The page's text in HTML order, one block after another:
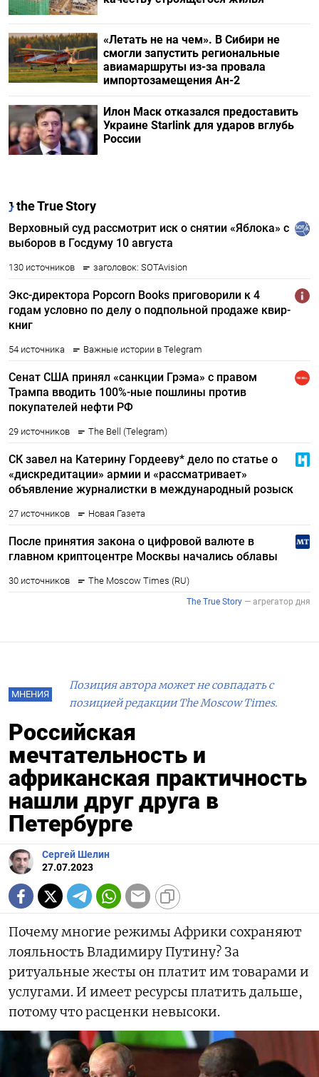
«Летать не на чем». В Сибири не
смогли запустить региональные
авиамаршруты из-за провала
импортозамещения Ан-2
Илон Маск отказался предоставить
Украине Starlink для ударов вглубь
России
МНЕНИЯ
Позиция автора может не совпадать с
позицией редакции The Moscow Times.
Российская
мечтательность и
африканская практичность
нашли друг друга в
Петербурге
Сергей Шелин
27.07.2023
Почему многие режимы Африки сохраняют
лояльность Владимиру Путину? За
ритуальные жесты он платит им товарами и
услугами. И имеет ресурсы платить дальше,
потому что расценки невысоки.